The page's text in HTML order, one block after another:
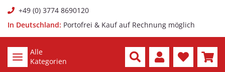
+49 (0) 3774 8690120
In Deutschland: Portofrei & Kauf auf Rechnung möglich
Alle
Kategorien